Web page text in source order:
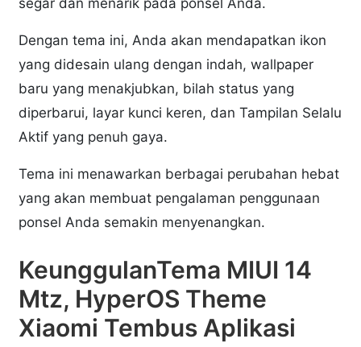
Dengan tema ini, Anda akan mendapatkan ikon
yang didesain ulang dengan indah, wallpaper
baru yang menakjubkan, bilah status yang
diperbarui, layar kunci keren, dan Tampilan Selalu
Aktif yang penuh gaya.
Tema ini menawarkan berbagai perubahan hebat
yang akan membuat pengalaman penggunaan
ponsel Anda semakin menyenangkan.
KeunggulanTema MIUI 14
Mtz, HyperOS Theme
Xiaomi Tembus Aplikasi